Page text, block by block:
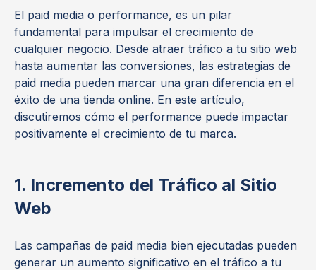
El paid media o performance, es un pilar
fundamental para impulsar el crecimiento de
cualquier negocio. Desde atraer tráfico a tu sitio web
hasta aumentar las conversiones, las estrategias de
paid media pueden marcar una gran diferencia en el
éxito de una tienda online. En este artículo,
discutiremos cómo el performance puede impactar
positivamente el crecimiento de tu marca.
1. Incremento del Tráfico al Sitio
Web
Las campañas de paid media bien ejecutadas pueden
generar un aumento significativo en el tráfico a tu